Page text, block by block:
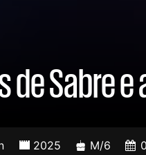
de Sabre e
2025 M/6